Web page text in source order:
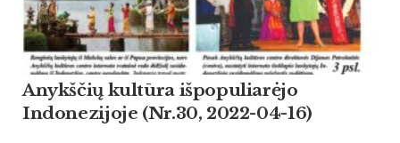
Anykščių kultūra išpopuliarėjo
Indonezijoje (Nr.30, 2022-04-16)